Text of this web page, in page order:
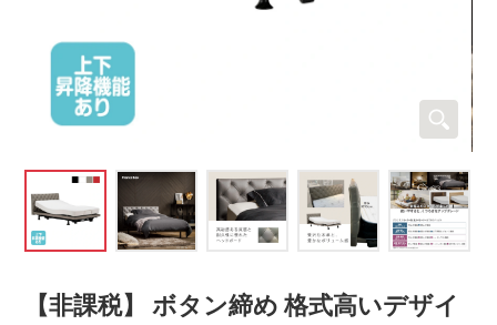
【非課税】 ボタン締め 格式高いデザイ